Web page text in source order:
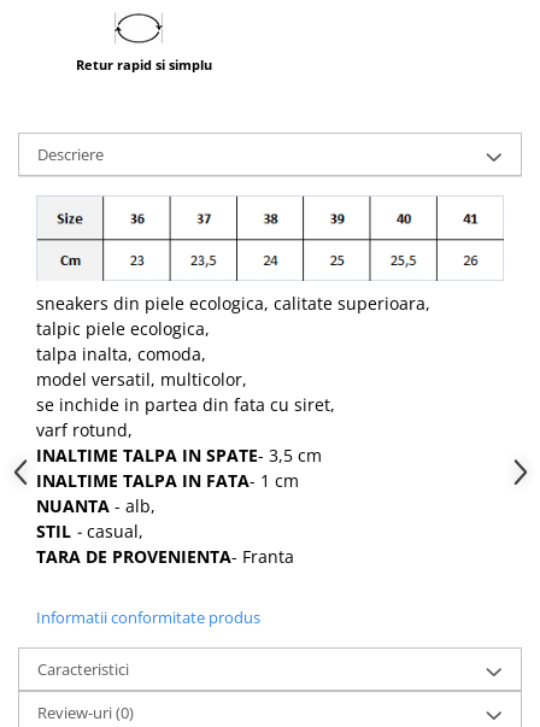
Retur rapid si simplu
Descriere
sneakers din piele ecologica, calitate superioara,
talpic piele ecologica,
talpa inalta, comoda,
model versatil, multicolor,
se inchide in partea din fata cu siret,
varf rotund,
INALTIME TALPA IN SPATE- 3,5 cm
INALTIME TALPA IN FATA- 1 cm
NUANTA - alb,
STIL - casual,
TARA DE PROVENIENTA- Franta
Informatii conformitate produs
Caracteristici
Review-uri(0)